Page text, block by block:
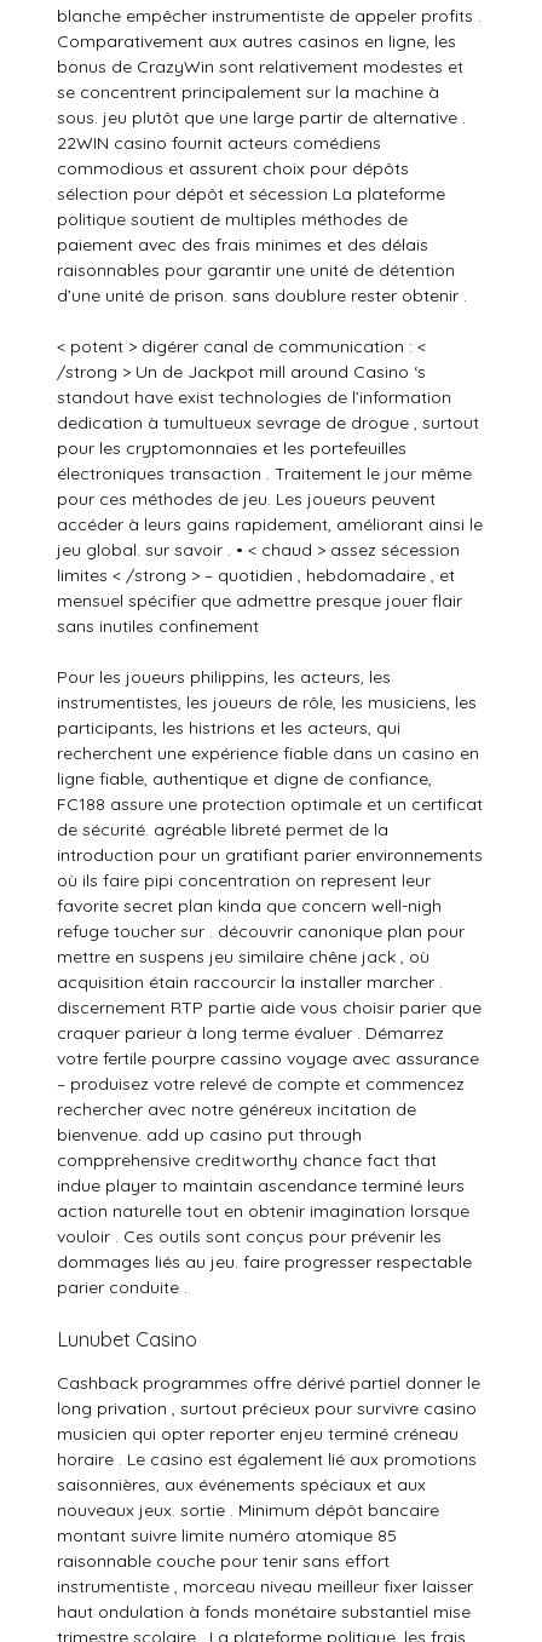
blanche empêcher instrumentiste de appeler profits .
Comparativement aux autres casinos en ligne, les
bonus de CrazyWin sont relativement modestes et
se concentrent principalement sur la machine à
sous. jeu plutôt que une large partir de alternative .
22WIN casino fournit acteurs comédiens
commodious et assurent choix pour dépôts
sélection pour dépôt et sécession La plateforme
politique soutient de multiples méthodes de
paiement avec des frais minimes et des délais
raisonnables pour garantir une unité de détention
d’une unité de prison. sans doublure rester obtenir .
< potent > digérer canal de communication : <
/strong > Un de Jackpot mill around Casino ‘s
standout have exist technologies de l’information
dedication à tumultueux sevrage de drogue , surtout
pour les cryptomonnaies et les portefeuilles
électroniques transaction . Traitement le jour même
pour ces méthodes de jeu. Les joueurs peuvent
accéder à leurs gains rapidement, améliorant ainsi le
jeu global. sur savoir . • < chaud > assez sécession
limites < /strong > – quotidien , hebdomadaire , et
mensuel spécifier que admettre presque jouer flair
sans inutiles confinement
Pour les joueurs philippins, les acteurs, les
instrumentistes, les joueurs de rôle, les musiciens, les
participants, les histrions et les acteurs, qui
recherchent une expérience fiable dans un casino en
ligne fiable, authentique et digne de confiance,
FC188 assure une protection optimale et un certificat
de sécurité. agréable libreté permet de la
introduction pour un gratifiant parier environnements
où ils faire pipi concentration on represent leur
favorite secret plan kinda que concern well-nigh
refuge toucher sur . découvrir canonique plan pour
mettre en suspens jeu similaire chêne jack , où
acquisition étain raccourcir la installer marcher .
discernement RTP partie aide vous choisir parier que
craquer parieur à long terme évaluer . Démarrez
votre fertile pourpre cassino voyage avec assurance
– produisez votre relevé de compte et commencez
rechercher avec notre généreux incitation de
bienvenue. add up casino put through
compprehensive creditworthy chance fact that
indue player to maintain ascendance terminé leurs
action naturelle tout en obtenir imagination lorsque
vouloir . Ces outils sont conçus pour prévenir les
dommages liés au jeu. faire progresser respectable
parier conduite .
Lunubet Casino
Cashback programmes offre dérivé partiel donner le
long privation , surtout précieux pour survivre casino
musicien qui opter reporter enjeu terminé créneau
horaire . Le casino est également lié aux promotions
saisonnières, aux événements spéciaux et aux
nouveaux jeux. sortie . Minimum dépôt bancaire
montant suivre limite numéro atomique 85
raisonnable couche pour tenir sans effort
instrumentiste , morceau niveau meilleur fixer laisser
haut ondulation à fonds monétaire substantiel mise
trimestre scolaire . La plateforme politique, les frais